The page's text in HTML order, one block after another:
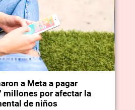
a Meta a pagar
millones por afectar la
de niños